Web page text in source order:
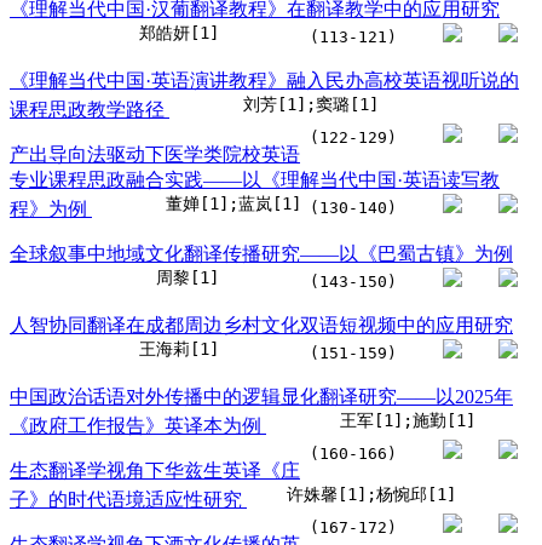
《理解当代中国·汉葡翻译教程》在翻译教学中的应用研究
郑皓妍[1] (113-121)
《理解当代中国·英语演讲教程》融入民办高校英语视听说的
课程思政教学路径
刘芳[1];窦璐[1]
(122-129)
产出导向法驱动下医学类院校英语
专业课程思政融合实践——以《理解当代中国·英语读写教
程》为例
董婵[1];蓝岚[1] (130-140)
全球叙事中地域文化翻译传播研究——以《巴蜀古镇》为例
周黎[1] (143-150)
人智协同翻译在成都周边乡村文化双语短视频中的应用研究
王海莉[1] (151-159)
中国政治话语对外传播中的逻辑显化翻译研究——以2025年
《政府工作报告》英译本为例
王军[1];施勤[1]
(160-166)
生态翻译学视角下华兹生英译《庄
子》的时代语境适应性研究
许姝馨[1];杨惋邱[1]
(167-172)